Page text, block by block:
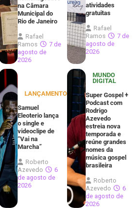
na Câmara
Municipal do
Rio de Janeiro
Rafael
Ramos
7 de
agosto de
2026
atividades
gratuitas
Rafael
Ramos
7 de
agosto de
2026
LANÇAMENTOS
Samuel
Eleoterio lança
o single e
videoclipe de
“Vai na
Marcha”
Roberto
Azevedo
6
de agosto de
2026
MUNDO
DIGITAL
Super Gospel +
Podcast com
Rodrigo
Azevedo
estreia nova
temporada e
reúne grandes
nomes da
música gospel
brasileira
Roberto
Azevedo
6
de agosto de
2026